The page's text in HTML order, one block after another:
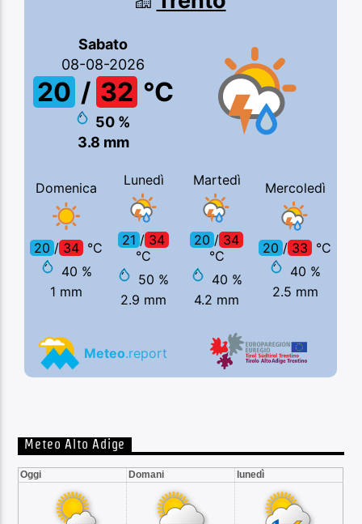
Meteo Alto Adige
Oggi Domani lunedì